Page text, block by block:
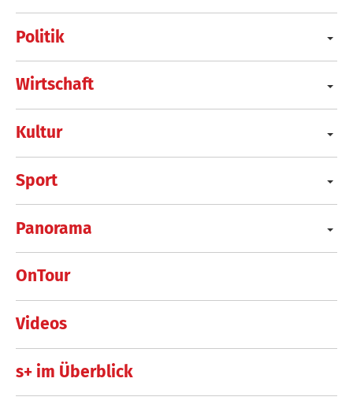
Politik
Wirtschaft
Kultur
Sport
Panorama
OnTour
Videos
s+ im Überblick